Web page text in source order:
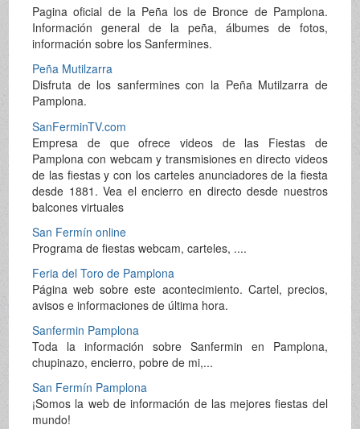
Pagina oficial de la Peña los de Bronce de Pamplona.
Información general de la peña, álbumes de fotos,
información sobre los Sanfermines.
Peña Mutilzarra
Disfruta de los sanfermines con la Peña Mutilzarra de
Pamplona.
SanFerminTV.com
Empresa de que ofrece videos de las Fiestas de
Pamplona con webcam y transmisiones en directo videos
de las fiestas y con los carteles anunciadores de la fiesta
desde 1881. Vea el encierro en directo desde nuestros
balcones virtuales
San Fermín online
Programa de fiestas webcam, carteles, ....
Feria del Toro de Pamplona
Página web sobre este acontecimiento. Cartel, precios,
avisos e informaciones de última hora.
Sanfermin Pamplona
Toda la información sobre Sanfermin en Pamplona,
chupinazo, encierro, pobre de mi,...
San Fermín Pamplona
¡Somos la web de información de las mejores fiestas del
mundo!